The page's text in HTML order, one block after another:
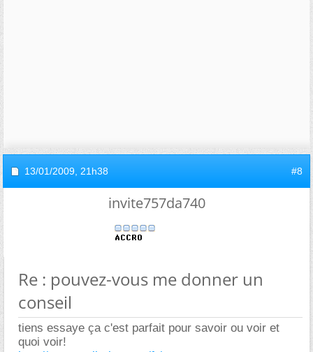
13/01/2009, 21h38 #8
invite757da740
Re : pouvez-vous me donner un
conseil
tiens essaye ça c'est parfait pour savoir ou voir et
quoi voir!